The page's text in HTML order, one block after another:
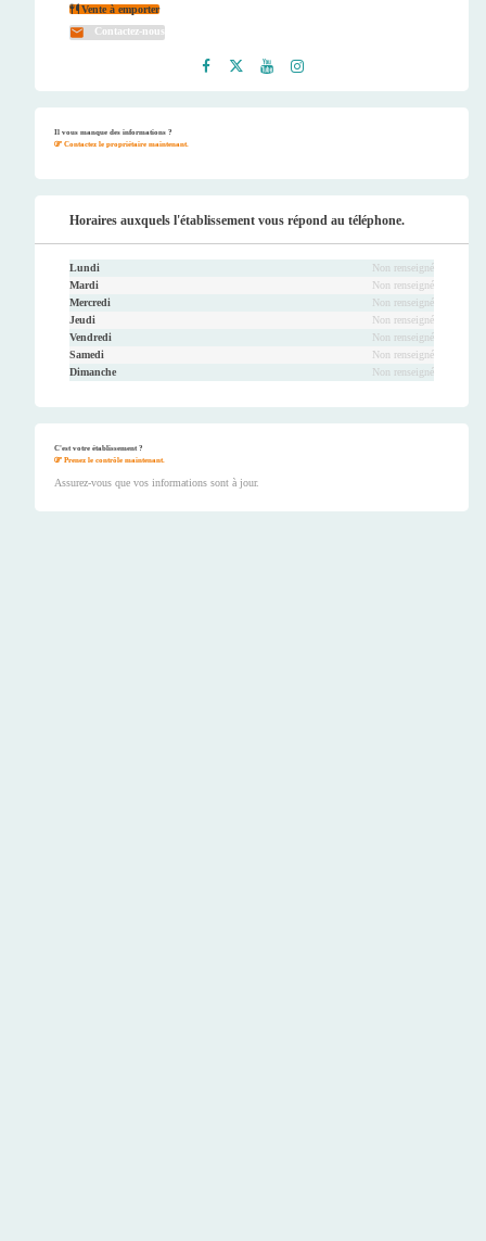
Vente à emporter
Contactez-nous
Il vous manque des informations ?
Contactez le propriétaire maintenant.
Horaires auxquels l'établissement vous répond au téléphone.
Lundi
Non renseigné
Mardi
Non renseigné
Mercredi
Non renseigné
Jeudi
Non renseigné
Vendredi
Non renseigné
Samedi
Non renseigné
Dimanche
Non renseigné
C'est votre établissement ?
Prenez le contrôle maintenant.
Assurez-vous que vos informations sont à jour.